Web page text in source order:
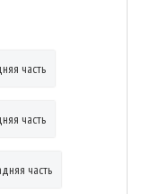
часть
часть
часть